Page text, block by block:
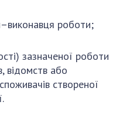
роботи;
зазначеної роботи
відомств або
створеної